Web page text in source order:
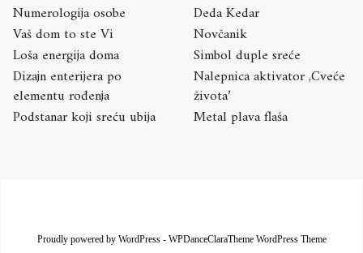
Numerologija osobe
Vaš dom to ste Vi
Loša energija doma
Dizajn enterijera po
elementu rođenja
Podstanar koji sreću ubija
Deda Kedar
Novčanik
Simbol duple sreće
Nalepnica aktivator ,Cveće
života’
Metal plava flaša
Proudly powered by WordPress- WPDanceClaraTheme WordPress Theme